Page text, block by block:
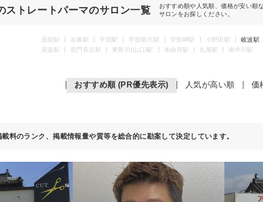
ストレートパーマのサロン一覧
おすすめ順や人気順、価格が安い順
サロンをお探しください。
居能駅 岩鼻駅 宇部駅 宇部新川駅 宇部岬駅 小野田駅 岐波駅
床波駅
長門長沢駅 東新川(山口)駅 本由良駅 丸尾駅 南中川駅
おすすめ順 (PR優先表示) 人気が高い順 価
料のランク、掲載情報量や質等を総合的に勘案して決定しています。